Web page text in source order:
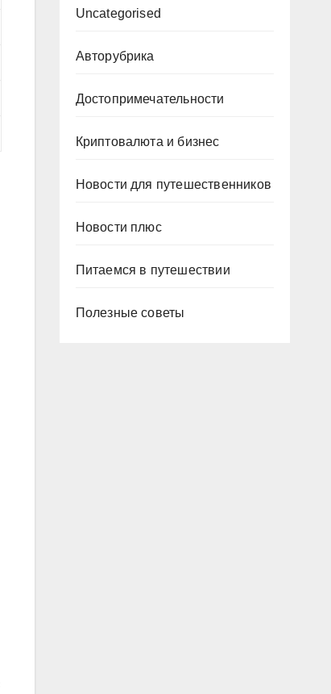
Uncategorised
Авторубрика
Достопримечательности
Криптовалюта и бизнес
Новости для путешественников
Новости плюс
Питаемся в путешествии
Полезные советы